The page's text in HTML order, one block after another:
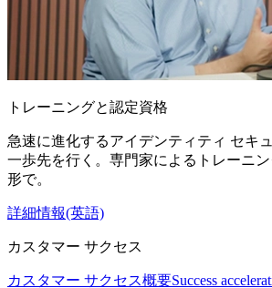
トレーニングと認定資格
急速に進化するアイデンティティ セキ
一歩先を行く。専門家によるトレーニ
形で。
詳細情報(英語)
カスタマー サクセス
カスタマー サクセス概要Success